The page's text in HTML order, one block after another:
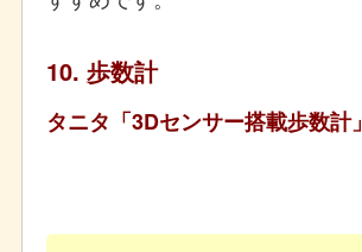
10. 歩数計
タニタ「3Dセンサー搭載歩数計」